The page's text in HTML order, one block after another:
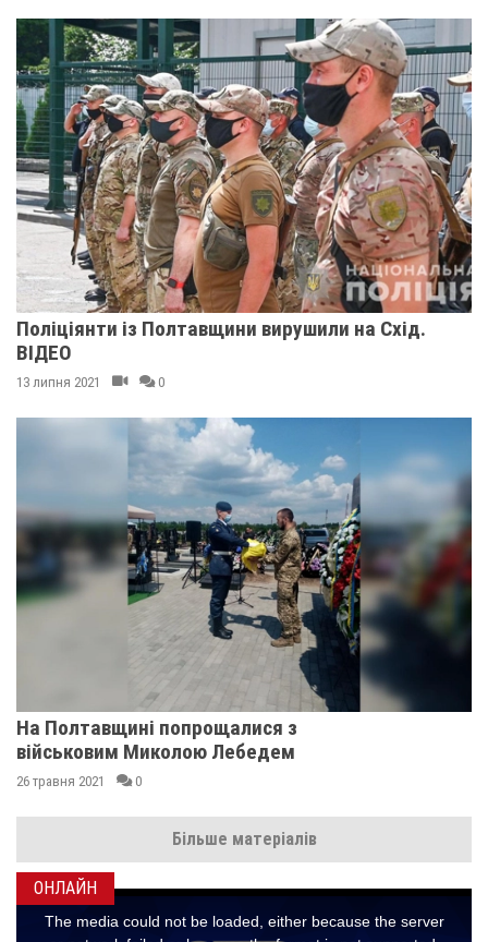
ОНЛАЙН
Поліціянти із Полтавщини вирушили на Схід.
ВІДЕО
13 липня 2021 0
На Полтавщині попрощалися з
військовим Миколою Лебедем
26 травня 2021 0
Більше матеріалів